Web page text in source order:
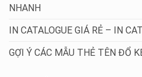
NHANH
IN CATALOGUE GIÁ RẺ – IN
GỢI Ý CÁC MẪU THẺ TÊN ĐỔ